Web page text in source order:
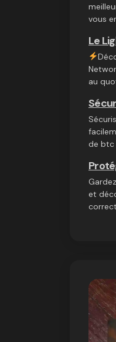
vous
Le
au
de btc
et